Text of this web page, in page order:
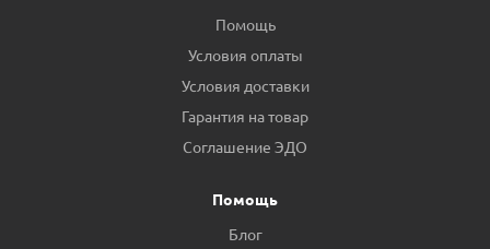
Помощь
Условия оплаты
Условия доставки
Гарантия на товар
Соглашение ЭДО
Помощь
Блог